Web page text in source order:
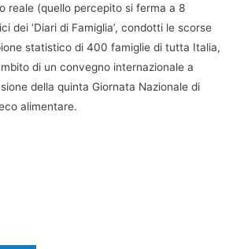
reale (quello percepito si ferma a 8
dei ‘Diari di Famiglia’, condotti le scorse
statistico di 400 famiglie di tutta Italia,
di un convegno internazionale a
della quinta Giornata Nazionale di
alimentare.